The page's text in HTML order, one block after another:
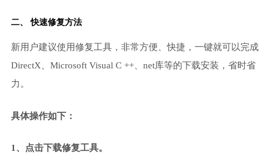
二、 快速修复方法
新用户建议使用修复工具，非常方便、快捷，一键就可以完成
DirectX、Microsoft Visual C ++、net库等的下载安装，省时省
力。
具体操作如下：
1、点击下载修复工具。